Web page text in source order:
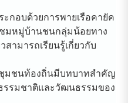
ะกอบด้วยการพายเรือคายัค
ชมหมู่บ้านชนกลุ่มน้อยทาง
ามารถเรียนรู้เกี่ยวกับ
มชนท้องถิ่นมีบทบาทสำคัญ
รมชาติและวัฒนธรรมของ